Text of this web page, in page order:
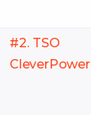
#2. TSO
CleverPower